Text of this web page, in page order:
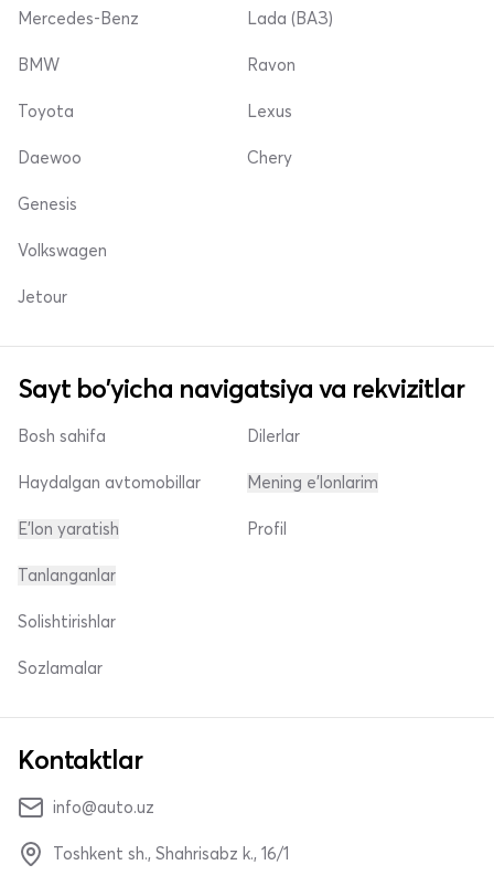
Mercedes-Benz Lada (ВАЗ)
BMW
Toyota
Daewoo
Ravon
Lexus
Chery
Genesis
Volkswagen
Jetour
Sayt bo'yicha navigatsiya va rekvizitlar
Bosh sahifa
Haydalgan avtomobillar
E'lon yaratish
Dilerlar
Mening e'lonlarim
Profil
Tanlanganlar
Solishtirishlar
Sozlamalar
Kontaktlar
info@auto.uz
Toshkent sh., Shahrisabz k., 16/1